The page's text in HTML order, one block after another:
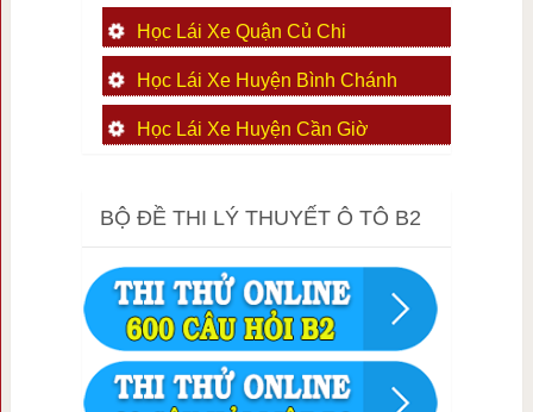
Học Lái Xe Quận Củ Chi
Học Lái Xe Huyện Bình Chánh
Học Lái Xe Huyện Cần Giờ
BỘ ĐỀ THI LÝ THUYẾT Ô TÔ B2